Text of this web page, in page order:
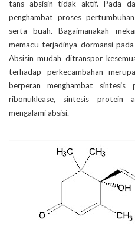
tans absisin tidak aktif. Pada
penghambat proses
serta buah. Bagaimanakah
memacu terjadinya dormansi
Absisin mudah ditranspor
terhadap perkecambahan
berperan menghambat
ribonuklease, sintesis protein
mengalami absisi.